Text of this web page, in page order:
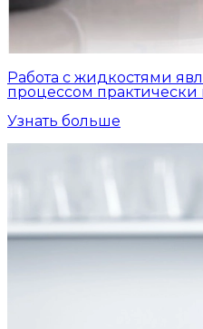
Работа с жидкостями
процессом
Узнать больше